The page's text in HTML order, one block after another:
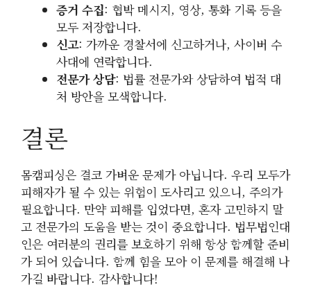
증거 수집: 협박 메시지, 영상, 통화 기록 등을
모두 저장합니다.
신고: 가까운 경찰서에 신고하거나, 사이버 수
사대에 연락합니다.
전문가 상담: 법률 전문가와 상담하여 법적 대
처 방안을 모색합니다.
결론
몸캠피싱은 결코 가벼운 문제가 아닙니다. 우리 모두가
피해자가 될 수 있는 위험이 도사리고 있으니, 주의가
필요합니다. 만약 피해를 입었다면, 혼자 고민하지 말
고 전문가의 도움을 받는 것이 중요합니다. 법무법인대
인은 여러분의 권리를 보호하기 위해 항상 함께할 준비
가 되어 있습니다. 함께 힘을 모아 이 문제를 해결해 나
가길 바랍니다. 감사합니다!